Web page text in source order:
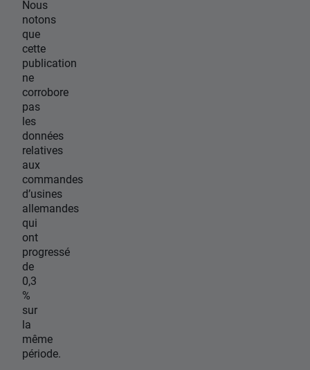
Nous
notons
que
cette
publication
ne
corrobore
pas
les
données
relatives
aux
commandes
d’usines
allemandes
qui
ont
progressé
de
0,3
%
sur
la
même
période.